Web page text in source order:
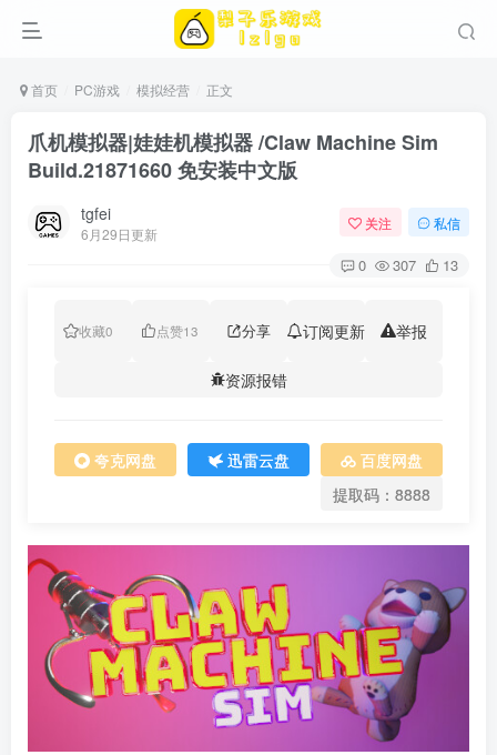
首页 PC游戏 模拟经营 正文
爪机模拟器|娃娃机模拟器 /Claw Machine Sim
Build.21871660 免安装中文版
tgfei
6月29日更新
关注 私信
0 307 13
收藏0 点赞13 分享 订阅更新 举报
资源报错
夸克网盘 迅雷云盘
百度网盘
提取码：8888